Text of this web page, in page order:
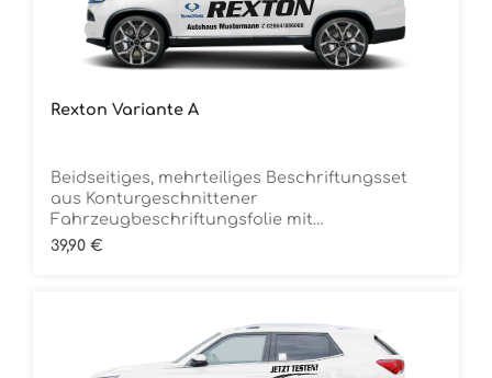
Rexton Variante A
Beidseitiges, mehrteiliges Beschriftungsset
aus Konturgeschnittener
Fahrzeugbeschriftungsfolie mit
ÜbertragungstapeDie Folie ist Rückstandsfrei
Regulärer Preis:
39,90 €